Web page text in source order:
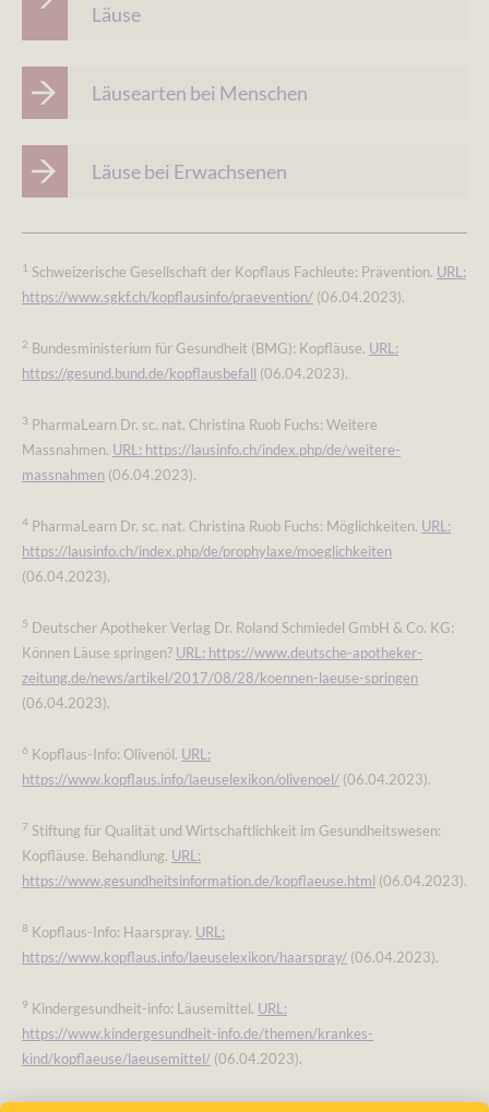
Läuse
Läusearten bei Menschen
Läuse bei Erwachsenen
1 Schweizerische Gesellschaft der Kopflaus Fachleute: Prävention. URL:
https://www.sgkf.ch/kopflausinfo/praevention/ (06.04.2023).
2 Bundesministerium für Gesundheit (BMG): Kopfläuse. URL:
https://gesund.bund.de/kopflausbefall (06.04.2023).
3 PharmaLearn Dr. sc. nat. Christina Ruob Fuchs: Weitere
Massnahmen. URL: https://lausinfo.ch/index.php/de/weitere-
massnahmen (06.04.2023).
4 PharmaLearn Dr. sc. nat. Christina Ruob Fuchs: Möglichkeiten. URL:
https://lausinfo.ch/index.php/de/prophylaxe/moeglichkeiten
(06.04.2023).
5 Deutscher Apotheker Verlag Dr. Roland Schmiedel GmbH & Co. KG:
Können Läuse springen? URL: https://www.deutsche-apotheker-
zeitung.de/news/artikel/2017/08/28/koennen-laeuse-springen
(06.04.2023).
6 Kopflaus-Info: Olivenöl. URL:
https://www.kopflaus.info/laeuselexikon/olivenoel/ (06.04.2023).
7 Stiftung für Qualität und Wirtschaftlichkeit im Gesundheitswesen:
Kopfläuse. Behandlung. URL:
https://www.gesundheitsinformation.de/kopflaeuse.html (06.04.2023).
8 Kopflaus-Info: Haarspray. URL:
https://www.kopflaus.info/laeuselexikon/haarspray/ (06.04.2023).
9 Kindergesundheit-info: Läusemittel. URL:
https://www.kindergesundheit-info.de/themen/krankes-
kind/kopflaeuse/laeusemittel/ (06.04.2023).